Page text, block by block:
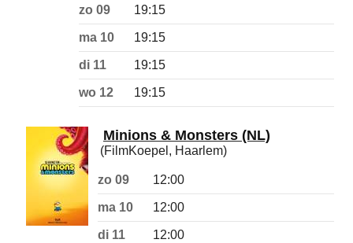
zo 09 19:15
ma 10 19:15
di 11 19:15
wo 12 19:15
Minions & Monsters (NL)
(FilmKoepel, Haarlem)
zo 09 12:00
ma 10 12:00
di 11 12:00